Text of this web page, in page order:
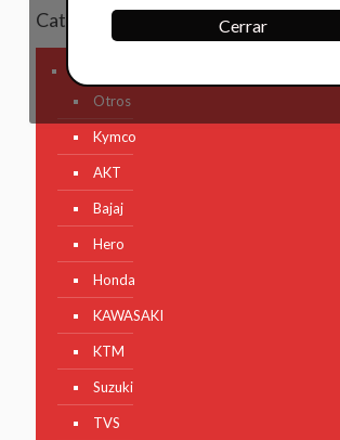
Categorías
Otros
Kymco
AKT
Bajaj
Hero
Honda
KAWASAKI
KTM
Suzuki
TVS
Cerrar